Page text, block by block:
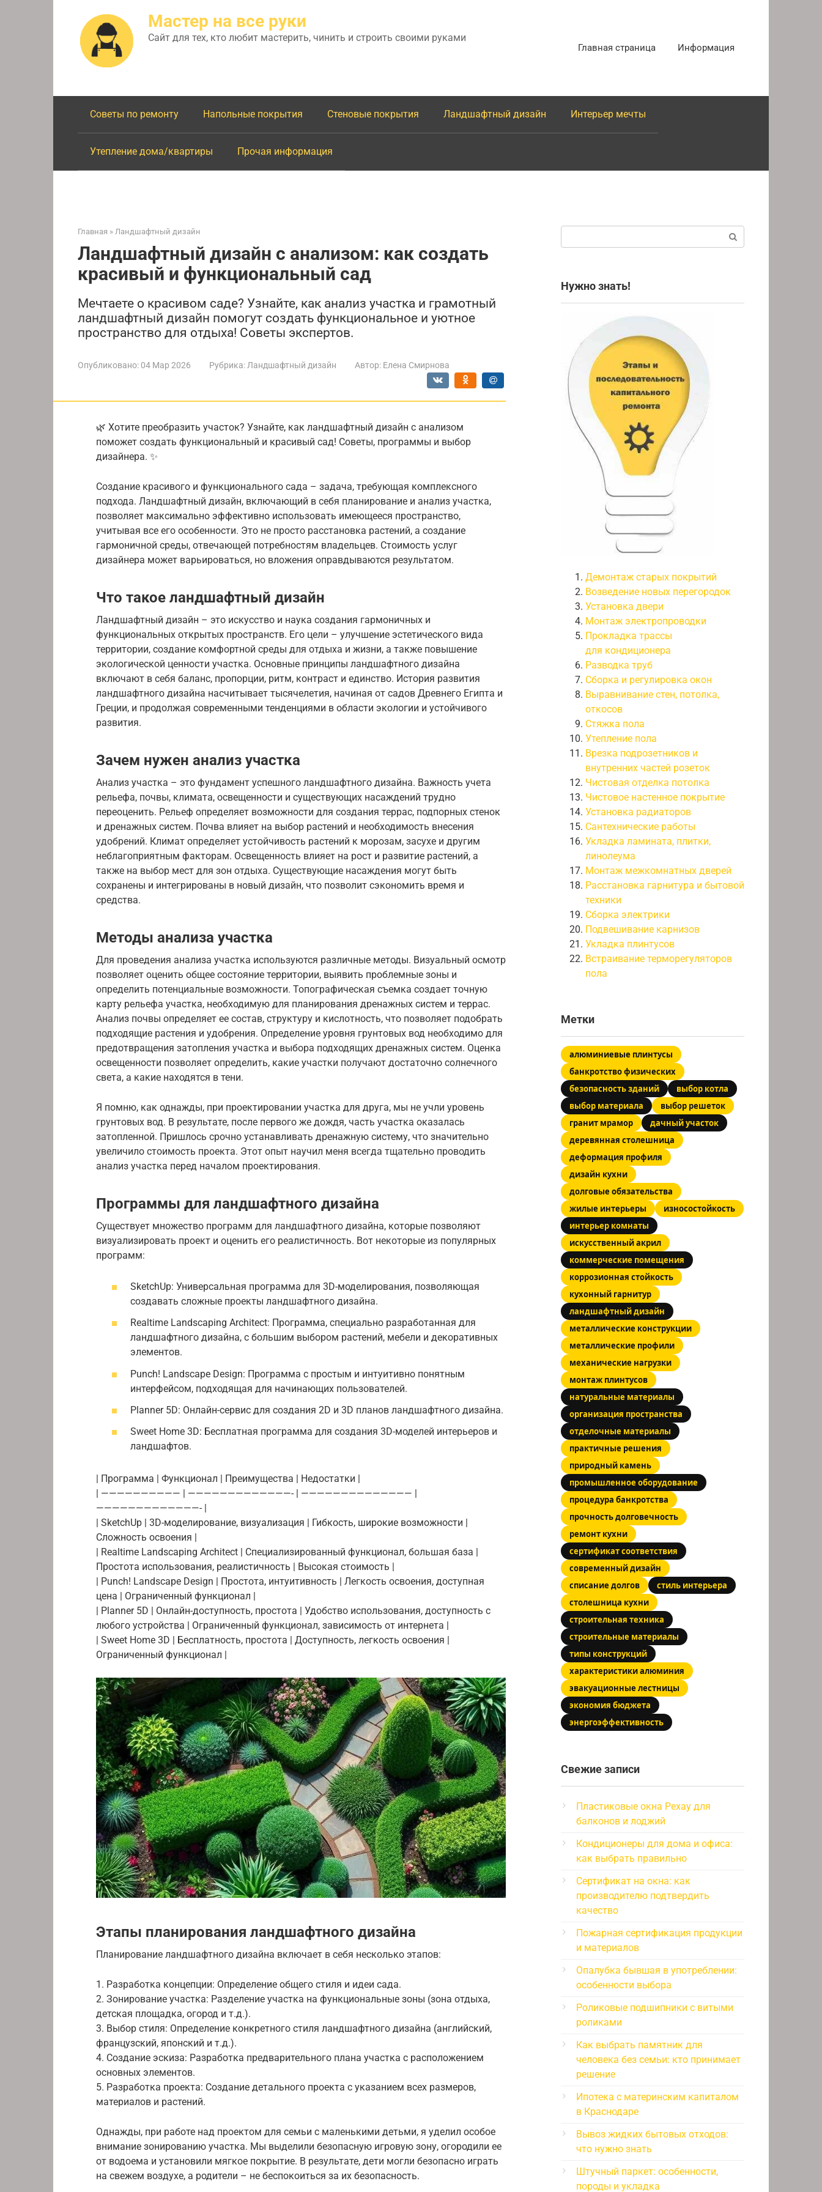
Мастер на все руки
Сайт для тех, кто любит мастерить, чинить и строить своими руками
Главная страница Информация
Советы по ремонту Напольные покрытия Стеновые покрытия Ландшафтный дизайн Интерьер мечты
Утепление дома/квартиры Прочая информация
Главная » Ландшафтный дизайн
Ландшафтный дизайн с анализом: как создать
красивый и функциональный сад
Мечтаете о красивом саде? Узнайте, как анализ участка и грамотный
ландшафтный дизайн помогут создать функциональное и уютное
пространство для отдыха! Советы экспертов.
Опубликовано: 04 Мар 2026 Рубрика: Ландшафтный дизайн Автор: Елена Смирнова
🌿 Хотите преобразить участок? Узнайте, как ландшафтный дизайн с анализом
поможет создать функциональный и красивый сад! Советы, программы и выбор
дизайнера. ✨
Создание красивого и функционального сада – задача, требующая комплексного
подхода. Ландшафтный дизайн, включающий в себя планирование и анализ участка,
позволяет максимально эффективно использовать имеющееся пространство,
учитывая все его особенности. Это не просто расстановка растений, а создание
гармоничной среды, отвечающей потребностям владельцев. Стоимость услуг
дизайнера может варьироваться, но вложения оправдываются результатом.
Что такое ландшафтный дизайн
Ландшафтный дизайн – это искусство и наука создания гармоничных и
функциональных открытых пространств. Его цели – улучшение эстетического вида
территории, создание комфортной среды для отдыха и жизни, а также повышение
экологической ценности участка. Основные принципы ландшафтного дизайна
включают в себя баланс, пропорции, ритм, контраст и единство. История развития
ландшафтного дизайна насчитывает тысячелетия, начиная от садов Древнего Египта и
Греции, и продолжая современными тенденциями в области экологии и устойчивого
развития.
Зачем нужен анализ участка
Анализ участка – это фундамент успешного ландшафтного дизайна. Важность учета
рельефа, почвы, климата, освещенности и существующих насаждений трудно
переоценить. Рельеф определяет возможности для создания террас, подпорных стенок
и дренажных систем. Почва влияет на выбор растений и необходимость внесения
удобрений. Климат определяет устойчивость растений к морозам, засухе и другим
неблагоприятным факторам. Освещенность влияет на рост и развитие растений, а
также на выбор мест для зон отдыха. Существующие насаждения могут быть
сохранены и интегрированы в новый дизайн, что позволит сэкономить время и
средства.
Методы анализа участка
Для проведения анализа участка используются различные методы. Визуальный осмотр
позволяет оценить общее состояние территории, выявить проблемные зоны и
определить потенциальные возможности. Топографическая съемка создает точную
карту рельефа участка, необходимую для планирования дренажных систем и террас.
Анализ почвы определяет ее состав, структуру и кислотность, что позволяет подобрать
подходящие растения и удобрения. Определение уровня грунтовых вод необходимо для
предотвращения затопления участка и выбора подходящих дренажных систем. Оценка
освещенности позволяет определить, какие участки получают достаточно солнечного
света, а какие находятся в тени.
Я помню, как однажды, при проектировании участка для друга, мы не учли уровень
грунтовых вод. В результате, после первого же дождя, часть участка оказалась
затопленной. Пришлось срочно устанавливать дренажную систему, что значительно
увеличило стоимость проекта. Этот опыт научил меня всегда тщательно проводить
анализ участка перед началом проектирования.
Программы для ландшафтного дизайна
Существует множество программ для ландшафтного дизайна, которые позволяют
визуализировать проект и оценить его реалистичность. Вот некоторые из популярных
программ:
SketchUp: Универсальная программа для 3D-моделирования, позволяющая
создавать сложные проекты ландшафтного дизайна.
Realtime Landscaping Architect: Программа, специально разработанная для
ландшафтного дизайна, с большим выбором растений, мебели и декоративных
элементов.
Punch! Landscape Design: Программа с простым и интуитивно понятным
интерфейсом, подходящая для начинающих пользователей.
Planner 5D: Онлайн-сервис для создания 2D и 3D планов ландшафтного дизайна.
Sweet Home 3D: Бесплатная программа для создания 3D-моделей интерьеров и
ландшафтов.
| Программа | Функционал | Преимущества | Недостатки |
| —————————— | —————————————- | —————————————— |
—————————————- |
| SketchUp | 3D-моделирование, визуализация | Гибкость, широкие возможности |
Сложность освоения |
| Realtime Landscaping Architect | Специализированный функционал, большая база |
Простота использования, реалистичность | Высокая стоимость |
| Punch! Landscape Design | Простота, интуитивность | Легкость освоения, доступная
цена | Ограниченный функционал |
| Planner 5D | Онлайн-доступность, простота | Удобство использования, доступность с
любого устройства | Ограниченный функционал, зависимость от интернета |
| Sweet Home 3D | Бесплатность, простота | Доступность, легкость освоения |
Ограниченный функционал |
Этапы планирования ландшафтного дизайна
Планирование ландшафтного дизайна включает в себя несколько этапов:
1. Разработка концепции: Определение общего стиля и идеи сада.
2. Зонирование участка: Разделение участка на функциональные зоны (зона отдыха,
детская площадка, огород и т.д.).
3. Выбор стиля: Определение конкретного стиля ландшафтного дизайна (английский,
французский, японский и т.д.).
4. Создание эскиза: Разработка предварительного плана участка с расположением
основных элементов.
5. Разработка проекта: Создание детального проекта с указанием всех размеров,
материалов и растений.
Однажды, при работе над проектом для семьи с маленькими детьми, я уделил особое
внимание зонированию участка. Мы выделили безопасную игровую зону, огородили ее
от водоема и установили мягкое покрытие. В результате, дети могли безопасно играть
на свежем воздухе, а родители – не беспокоиться за их безопасность.
Нужно знать!
Демонтаж старых покрытий
Возведение новых перегородок
Установка двери
Монтаж электропроводки
Прокладка трассы
для кондиционера
Разводка труб
Сборка и регулировка окон
Выравнивание стен, потолка,
откосов
Стяжка пола
Утепление пола
Врезка подрозетников и
внутренних частей розеток
Чистовая отделка потолка
Чистовое настенное покрытие
Установка радиаторов
Сантехнические работы
Укладка ламината, плитки,
линолеума
Монтаж межкомнатных дверей
Расстановка гарнитура и бытовой
техники
Сборка электрики
Подвешивание карнизов
Укладка плинтусов
Встраивание терморегуляторов
пола
Метки
алюминиевые плинтусы
банкротство физических
безопасность зданий
выбор котла
выбор материала
выбор решеток
гранит мрамор
дачный участок
деревянная столешница
деформация профиля
дизайн кухни
долговые обязательства
жилые интерьеры
износостойкость
интерьер комнаты
искусственный акрил
коммерческие помещения
коррозионная стойкость
кухонный гарнитур
ландшафтный дизайн
металлические конструкции
металлические профили
механические нагрузки
монтаж плинтусов
натуральные материалы
организация пространства
отделочные материалы
практичные решения
природный камень
промышленное оборудование
процедура банкротства
прочность долговечность
ремонт кухни
сертификат соответствия
современный дизайн
списание долгов
стиль интерьера
столешница кухни
строительная техника
строительные материалы
типы конструкций
характеристики алюминия
эвакуационные лестницы
экономия бюджета
энергоэффективность
Свежие записи
Пластиковые окна Рехау для
балконов и лоджий
Кондиционеры для дома и офиса:
как выбрать правильно
Сертификат на окна: как
производителю подтвердить
качество
Пожарная сертификация продукции
и материалов
Опалубка бывшая в употреблении:
особенности выбора
Роликовые подшипники с витыми
роликами
Как выбрать памятник для
человека без семьи: кто принимает
решение
Ипотека с материнским капиталом
в Краснодаре
Вывоз жидких бытовых отходов:
что нужно знать
Штучный паркет: особенности,
породы и укладка